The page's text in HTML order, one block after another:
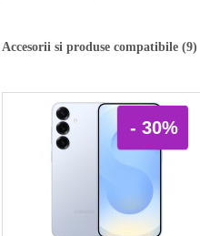
Accesorii si produse compatibile (9)
- 30%